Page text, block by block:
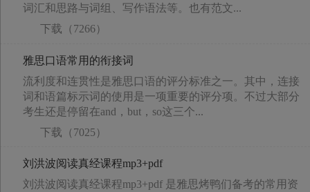
词汇和思路与词组、写作语法等。也有范文...
下载（7266）
雅思口语常用的衔接词
流利度和连贯性是雅思口语的评分标准之一。其中，连接
词和语篇标示词的使用是一项重要的评分项。不过大部分
考生还是停留在and，but，so这三个...
下载（7025）
刘洪波阅读真经课程mp3+pdf
刘洪波阅读真经课程mp3+pdf 是雅思烤鸭们备考的常用资